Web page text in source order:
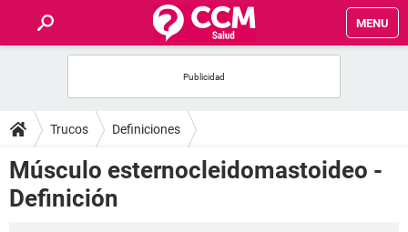
MENU
FOROS
SALUD
FAMILIA
Trucos Definiciones
Músculo esternocleidomastoideo -
Definición